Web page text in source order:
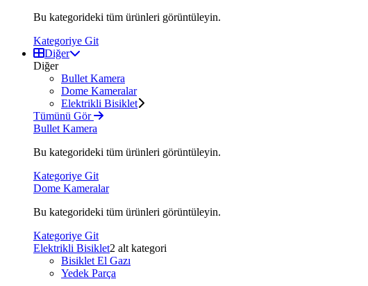
Bu kategorideki tüm ürünleri görüntüleyin.
Kategoriye Git
Diğer
Diğer
Bullet Kamera
Dome Kameralar
Elektrikli Bisiklet
Tümünü Gör
Bullet Kamera
Bu kategorideki tüm ürünleri görüntüleyin.
Kategoriye Git
Dome Kameralar
Bu kategorideki tüm ürünleri görüntüleyin.
Kategoriye Git
Elektrikli Bisiklet2 alt kategori
Bisiklet El Gazı
Yedek Parça